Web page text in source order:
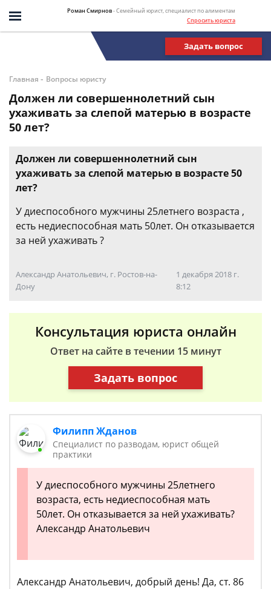
Роман Смирнов- Семейный юрист, специалист по алиментам
Спросить юриста
Задать вопрос
Главная - Вопросы юристу
Должен ли совершеннолетний сын
ухаживать за слепой матерью в возрасте
50 лет?
Должен ли совершеннолетний сын
ухаживать за слепой матерью в возрасте 50
лет?
У диеспособного мужчины 25летнего возраста ,
есть недиеспособная мать 50лет. Он отказывается
за ней ухаживать ?
Александр Анатольевич, г. Ростов-на-
Дону
1 декабря 2018 г.
8:12
Консультация юриста онлайн
Ответ на сайте в течении 15 минут
Задать вопрос
Филипп Жданов
Специалист по разводам, юрист общей
практики
У диеспособного мужчины 25летнего
возраста, есть недиеспособная мать
50лет. Он отказывается за ней ухаживать?
Александр Анатольевич
Александр Анатольевич, добрый день! Да, ст. 86